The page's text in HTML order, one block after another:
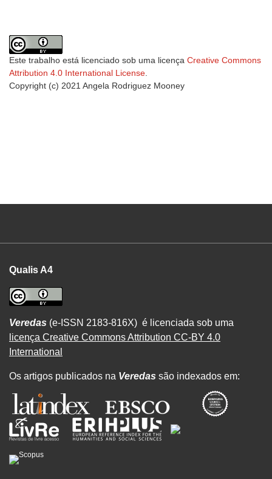
Este trabalho está licenciado sob uma licença Creative Commons
Attribution 4.0 International License.
Copyright (c) 2021 Angela Rodriguez Mooney
Qualis A4
Veredas (e-ISSN 2183-816X) é licenciada sob uma
licença Creative Commons Attribution CC-BY 4.0
International
Os artigos publicados na Veredas são indexados em: